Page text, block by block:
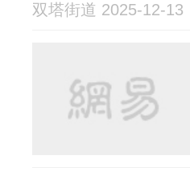
双塔街道 2025-12-13